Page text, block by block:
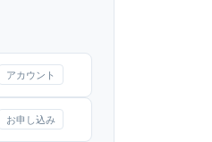
アカウント
お申し込み